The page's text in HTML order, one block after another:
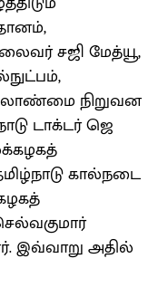
சஜி மேத்யூ,
நிறுவன
டாக்டர் ஜெ
கால்நடை
இவ்வாறு அதில்